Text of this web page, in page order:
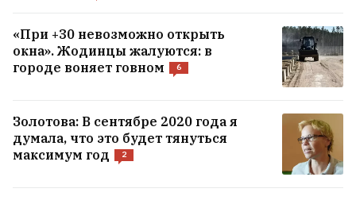
«При +30 невозможно открыть
окна». Жодинцы жалуются: в
городе воняет говном
6
Золотова: В сентябре 2020 года я
думала, что это будет тянуться
максимум год
2